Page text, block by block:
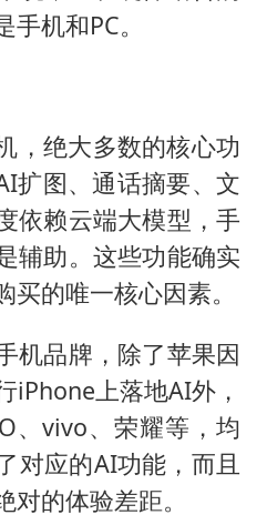
机和PC。
，绝大多数的核心功
扩图、通话摘要、文
依赖云端大模型，手
辅助。这些功能确实
的唯一核心因素。
机品牌，除了苹果因
iPhone上落地AI外，
、vivo、荣耀等，均
对应的AI功能，而且
的体验差距。